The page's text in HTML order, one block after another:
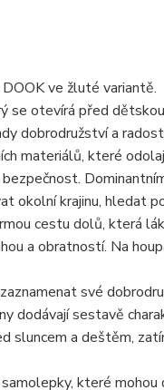
ve žluté variantě.
se otevírá před
dobrodružství a
materiálů, které
okolní krajinu, hledat
cestu dolů, která
a obratností. Na
své
dodávají sestavě
sluncem a deštěm,
které